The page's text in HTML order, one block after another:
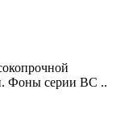
Фоны серии BC ..